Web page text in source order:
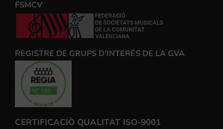
FSMCV
REGISTRE DE GRUPS D'INTERÉS DE LA GVA
CERTIFICACIÒ QUALITAT ISO-9001